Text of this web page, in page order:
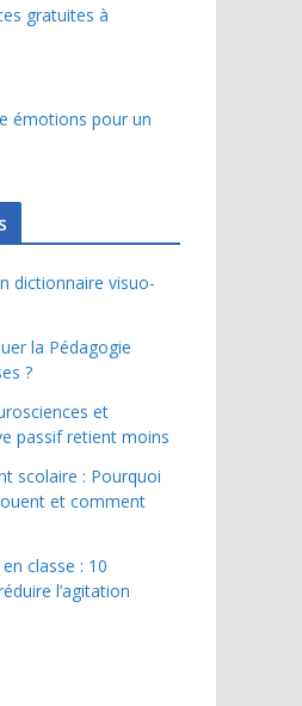
gratuites à
émotions pour un
dictionnaire visuo-
la Pédagogie
?
et
passif retient moins
scolaire : Pourquoi
et comment
classe : 10
l’agitation